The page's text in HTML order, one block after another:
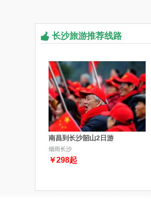
长沙旅游推荐线路
南昌到长沙韶山2日游
烟雨长沙
￥298起